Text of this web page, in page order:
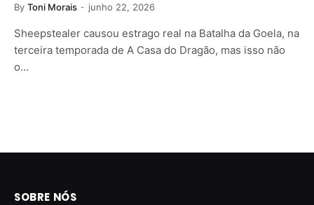
By Toni Morais junho 22, 2026
Sheepstealer causou estrago real na Batalha da Goela, na
terceira temporada de A Casa do Dragão, mas isso não
o…
SOBRE NÓS